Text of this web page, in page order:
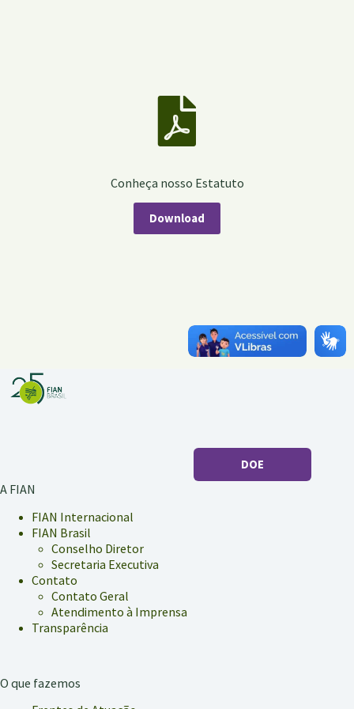
Conheça nosso Estatuto
Download
DOE
A FIAN
FIAN Internacional
FIAN Brasil
Conselho Diretor
Secretaria Executiva
Contato
Contato Geral
Atendimento à Imprensa
Transparência
O que fazemos